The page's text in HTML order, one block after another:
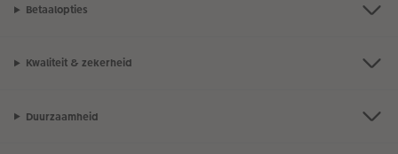
Betaalopties
Kwaliteit & zekerheid
Duurzaamheid